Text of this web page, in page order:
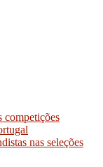
competições
nas seleções